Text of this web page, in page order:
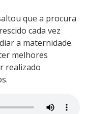
que a procura
cada vez
a maternidade.
melhores
realizado